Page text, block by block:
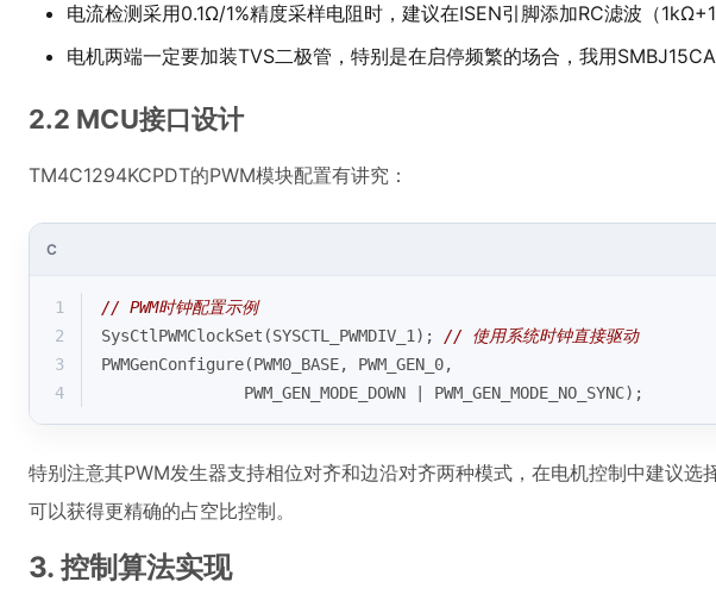
电流检测采用0.1Ω/1%精度采样电阻时，建议在ISEN引脚添加RC滤波（
电机两端一定要加装TVS二极管，特别是在启停频繁的场合，我用
2.2 MCU接口设计
TM4C1294KCPDT的PWM模块配置有讲究：
C
1
// PWM时钟配置示例
2
SysCtlPWMClockSet(SYSCTL_PWMDIV_1); // 使用系统时钟直接驱动
3
PWMGenConfigure(PWM0_BASE, PWM_GEN_0,
4
               PWM_GEN_MODE_DOWN | PWM_GEN_MODE_NO_SYNC);
特别注意其PWM发生器支持相位对齐和边沿对齐两种模式，在电机控制中建议选
可以获得更精确的占空比控制。
3. 控制算法实现